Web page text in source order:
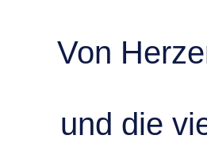
Von
und die